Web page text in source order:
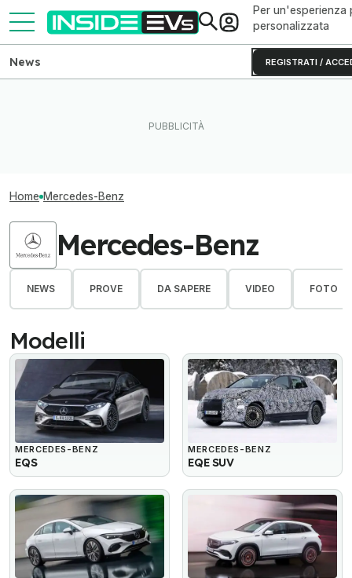
Per un'esperienza
personalizzata
REGISTRATI /
News
Home Mercedes-Benz
Mercedes-Benz
NEWS PROVE DA SAPERE VIDEO FOTO
Modelli
MERCEDES-BENZ
EQS
MERCEDES-BENZ
EQE SUV